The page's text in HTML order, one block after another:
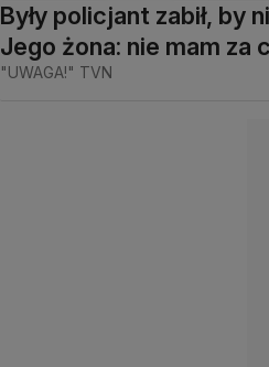
Były policjant zabił, by
Jego żona: nie mam za
"UWAGA!" TVN